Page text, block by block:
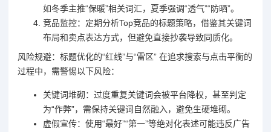
如冬季主推“保暖”相关词汇，夏季强调“透气”“防晒”。
竞品监控：定期分析Top竞品的标题策略，借鉴其关键词
布局和卖点表达方式，但避免直接抄袭导致同质化。
风险规避：标题优化的“红线”与“雷区” 在追求搜索与点击平衡的
过程中，需警惕以下风险：
关键词堆砌：过度重复关键词会被平台降权，甚至判定
为“作弊”，需保持关键词自然融入，避免生硬堆砌。
虚假宣传：使用“最好”“第一”等绝对化表述可能违反广告